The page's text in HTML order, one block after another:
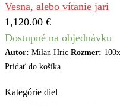
Vesna, alebo vítanie jari
1,120.00 €
Dostupné na objednávku
Autor: Milan Hric Rozmer:
Pridať do košíka
Kategórie diel